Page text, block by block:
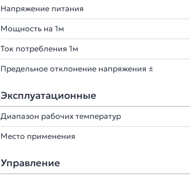
Напряжение питания
Мощность на 1м
Ток потребления 1м
Предельное отклонение напряжения ±
Эксплуатационные
Диапазон рабочих температур
Место применения
Управление